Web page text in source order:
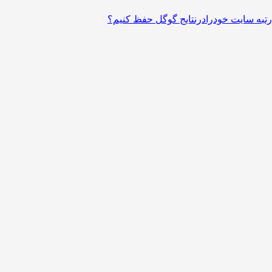
سایت خودرادرنتایج گوگل حفظ کنیم؟